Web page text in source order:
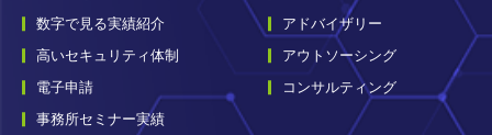
数字で見る実績紹介
高いセキュリティ体制
電子申請
事務所セミナー実績
アドバイザリー
アウトソーシング
コンサルティング